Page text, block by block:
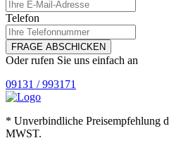
Telefon
FRAGE ABSCHICKEN
Oder rufen Sie uns einfach an
09131 / 993171
* Unverbindliche Preisempfehlung
MWST.